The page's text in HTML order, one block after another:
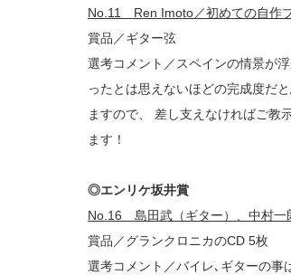
No.11 Ren Imoto／初めての自作
賞品／ギター弦
選考コメント／スペインの情景が
ったとは思えないほどの完成度だ
ますので、 差し支えなければご教
ます！
◎エンリケ坂井賞
No.16 島田武（ギター）、中村一
賞品／グランクロニカのCD 5枚
選考コメント／バイレ､ギターの事